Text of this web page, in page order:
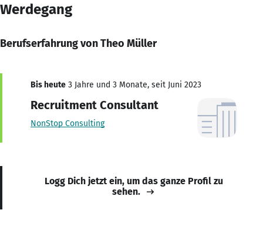
Werdegang
Berufserfahrung von Theo Müller
Bis heute 3 Jahre und 3 Monate, seit Juni 2023
Recruitment Consultant
NonStop Consulting
Logg Dich jetzt ein, um das ganze Profil zu
sehen.